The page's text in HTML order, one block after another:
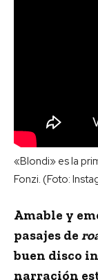
«Blondi» es la
Fonzi. (Foto:
Amable y
pasajes de
buen disco
narración